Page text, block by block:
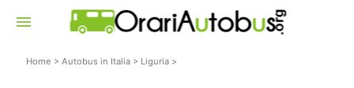
menu
Home > Autobus in Italia> Liguria>